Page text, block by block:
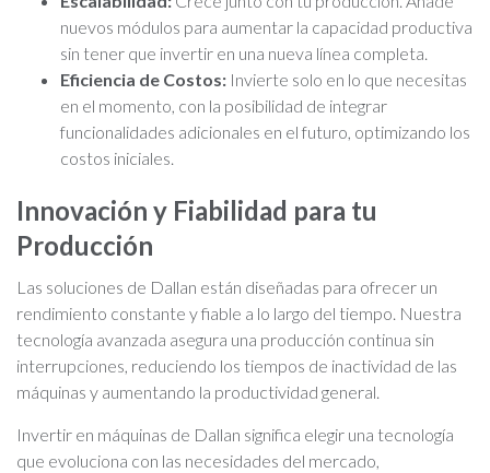
nuevos módulos para aumentar la capacidad productiva
sin tener que invertir en una nueva línea completa.
Eficiencia de Costos: Invierte solo en lo que necesitas
en el momento, con la posibilidad de integrar
funcionalidades adicionales en el futuro, optimizando los
costos iniciales.
Innovación y Fiabilidad para tu
Producción
Las soluciones de Dallan están diseñadas para ofrecer un
rendimiento constante y fiable a lo largo del tiempo. Nuestra
tecnología avanzada asegura una producción continua sin
interrupciones, reduciendo los tiempos de inactividad de las
máquinas y aumentando la productividad general.
Invertir en máquinas de Dallan significa elegir una tecnología
que evoluciona con las necesidades del mercado,